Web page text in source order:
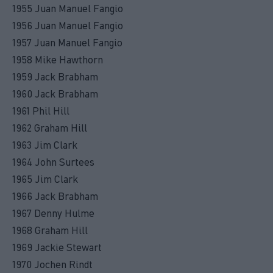
1955 Juan Manuel Fangio
1956 Juan Manuel Fangio
1957 Juan Manuel Fangio
1958 Mike Hawthorn
1959 Jack Brabham
1960 Jack Brabham
1961 Phil Hill
1962 Graham Hill
1963 Jim Clark
1964 John Surtees
1965 Jim Clark
1966 Jack Brabham
1967 Denny Hulme
1968 Graham Hill
1969 Jackie Stewart
1970 Jochen Rindt